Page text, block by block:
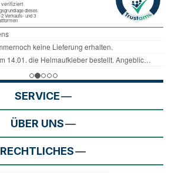
SERVICE
ÜBER UNS
RECHTLICHES